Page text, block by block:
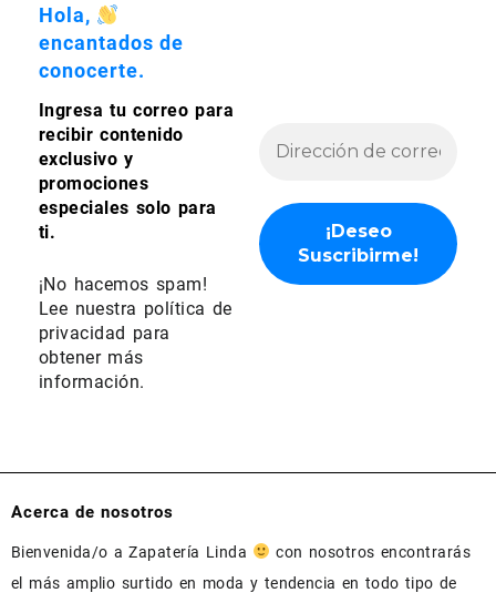
Hola,
encantados de
conocerte.
Ingresa tu correo para
recibir contenido
exclusivo y
promociones
especiales solo para
ti.
¡No hacemos spam!
Lee nuestra política de
privacidad para
obtener más
información.
Acerca de nosotros
Bienvenida/o a Zapatería Linda
con nosotros encontrarás
el más amplio surtido en moda y tendencia en todo tipo de